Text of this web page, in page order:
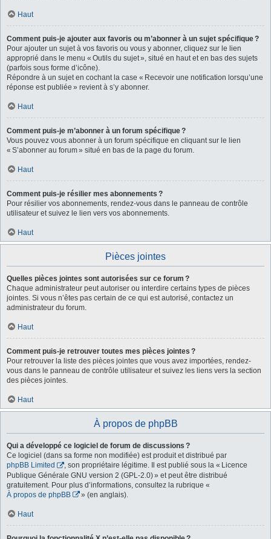
Haut
Comment puis-je ajouter aux favoris ou m’abonner à un sujet spécifique ?
Pour ajouter un sujet à vos favoris ou vous y abonner, cliquez sur le lien
approprié dans le menu « Outils du sujet », situé en haut et en bas des sujets
(parfois sous forme d’icône).
Répondre à un sujet en cochant la case « Recevoir une notification lorsqu’une
réponse est publiée » revient à s’y abonner.
Haut
Comment puis-je m’abonner à un forum spécifique ?
Vous pouvez vous abonner à un forum spécifique en cliquant sur le lien
« S’abonner au forum » situé en bas de la page du forum.
Haut
Comment puis-je résilier mes abonnements ?
Pour résilier vos abonnements, rendez-vous dans le panneau de contrôle
utilisateur et suivez le lien vers vos abonnements.
Haut
Pièces jointes
Quelles pièces jointes sont autorisées sur ce forum ?
Chaque administrateur peut autoriser ou interdire certains types de pièces
jointes. Si vous n’êtes pas certain de ce qui est autorisé, contactez un
administrateur du forum.
Haut
Comment puis-je retrouver toutes mes pièces jointes ?
Pour retrouver la liste des pièces jointes que vous avez importées, rendez-
vous dans le panneau de contrôle utilisateur et suivez les liens vers la section
des pièces jointes.
Haut
À propos de phpBB
Qui a développé ce logiciel de forum de discussions ?
Ce logiciel (dans sa forme non modifiée) est produit et distribué par
phpBB Limited
, son propriétaire légitime. Il est publié sous la « Licence
Publique Générale GNU version 2 (GPL-2.0) » et peut être distribué
gratuitement. Pour plus d’informations, consultez la rubrique «
À propos de phpBB
» (en anglais).
Haut